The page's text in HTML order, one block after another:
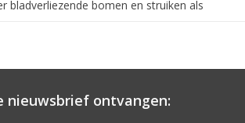
bladverliezende bomen en struiken als
in de koelkast (vorstvrij).
nieuwsbrief ontvangen: